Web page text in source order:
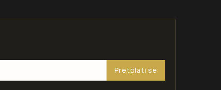
Pretplati se